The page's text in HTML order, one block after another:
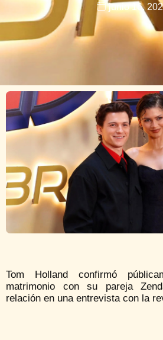
junio 16,
Tom Holland confirmó
matrimonio con su pareja
relación en una entrevista con la